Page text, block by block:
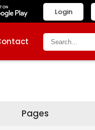
Login
Pages